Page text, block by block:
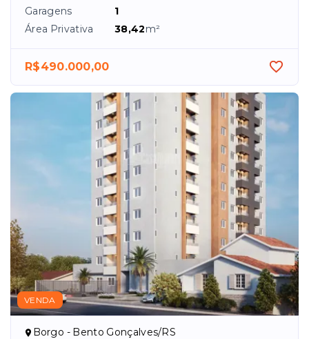
Garagens
1
Área Privativa
38,42m²
R$490.000,00
VENDA
Borgo - Bento Gonçalves/RS